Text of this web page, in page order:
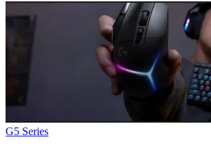
G5 Series